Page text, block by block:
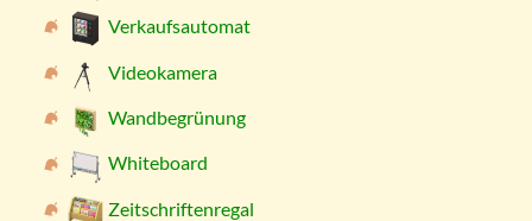
Verkaufsautomat
Videokamera
Wandbegrünung
Whiteboard
Zeitschriftenregal